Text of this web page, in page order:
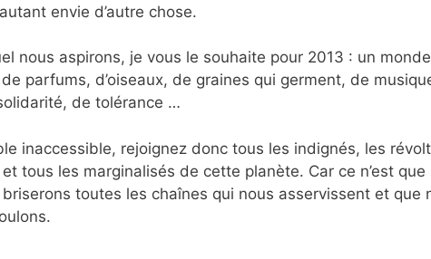
envie d’autre chose.
nous aspirons, je vous le souhaite pour 2013 : un
parfums, d’oiseaux, de graines qui germent, de
de tolérance …
inaccessible, rejoignez donc tous les indignés, les
tous les marginalisés de cette planète. Car ce n’est que
toutes les chaînes qui nous asservissent et que